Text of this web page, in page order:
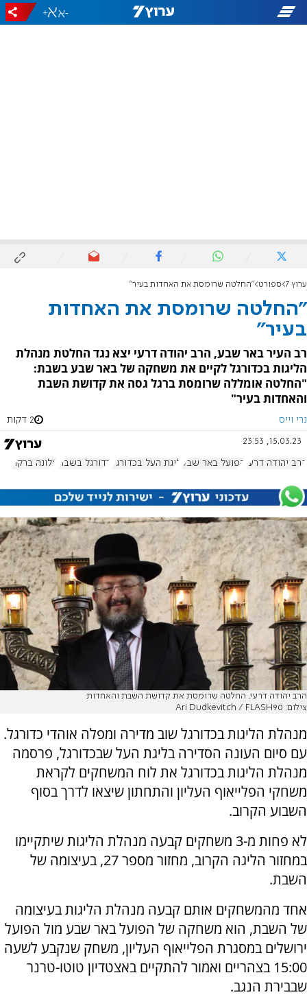
-
+
ערוץ 7 ספורט "החלטה שרומסת את האחדות בעיר"
"החלטה שרומסת את האחדות
בעיר"
רב העיר באר שבע, הרב יהודה דרעי יצא נגד החלטת מנהלת
הליגות בכדורגל לקיים את משחקה של באר שבע בשבת:
"החלטה אומללה שרומסת ברגל גסה את קדושת השבת
והאחדות בעיר"
נרי וייס 2 דקות
15.03.23, 23:53
הרב יהודה דרעי הפועל באר שבע ליגת העל בכדורגל כדורגל בשבת אלונה ברקת
הרב יהודה דרעי. החלטה שרומסת את קדושת השבת והאחדות
צילום: Ari Dudkevitch / FLASH90
מנהלת הליגות בכדורגל שוב מדירה ומפלה אוהדי כדורגל.
עם סיום העונה הסדירה בליגת העל שבכדורגל, פרסמה
מנהלת הליגות בכדורגל את לוח המשחקים לקראת
משחקי הפלייאוף העליון והתחתון שיצאו לדרך בסוף
השבוע הקרוב.
לא פחות מ-3 משחקים קבעה מנהלת הליגות שיתקיימו
במחזור הליגה הקרוב, מחזור מספר 27, בעיצומה של
השבת.
אחד מהמשחקים אותם קבעה מנהלת הליגות בעיצומה
של השבת, הוא משחקה של הפועל באר שבע מול הפועל
ירושלים במסגרת הפלייאוף העליון, משחק שנקבע לשעה
15:00 בצהריים ואמור להתקיים באצטדיון טוטו-טרנר
שבבירת הנגב.